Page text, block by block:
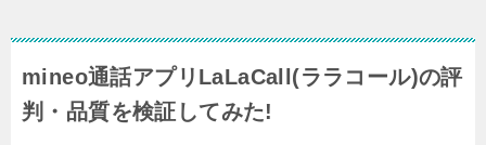
mineo通話アプリLaLaCall(ララコール)の評
判・品質を検証してみた!